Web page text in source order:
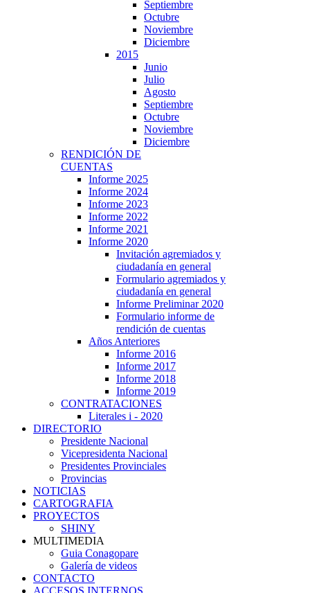
Septiembre
Octubre
Noviembre
Diciembre
2015
Junio
Julio
Agosto
Septiembre
Octubre
Noviembre
Diciembre
RENDICIÓN DE
CUENTAS
Informe 2025
Informe 2024
Informe 2023
Informe 2022
Informe 2021
Informe 2020
Invitación agremiados y
ciudadanía en general
Formulario agremiados y
ciudadanía en general
Informe Preliminar 2020
Formulario informe de
rendición de cuentas
Años Anteriores
Informe 2016
Informe 2017
Informe 2018
Informe 2019
CONTRATACIONES
Literales i - 2020
DIRECTORIO
Presidente Nacional
Vicepresidenta Nacional
Presidentes Provinciales
Provincias
NOTICIAS
CARTOGRAFIA
PROYECTOS
SHINY
MULTIMEDIA
Guia Conagopare
Galería de videos
CONTACTO
ACCESOS INTERNOS